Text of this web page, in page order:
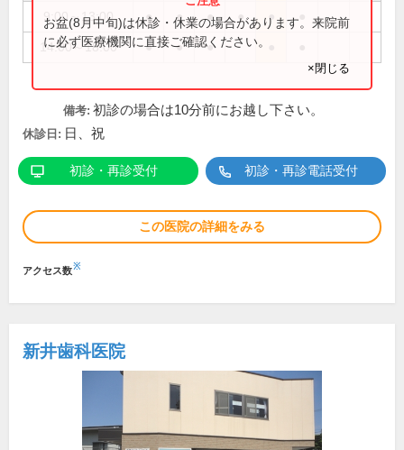
9:00～13:00 ● ● ● ● ●
14:00～18:00 ● ● ●
お盆(8月中旬)は休診・休業の場合があります。来院前
に必ず医療機関に直接ご確認ください。
×閉じる
備考: 初診の場合は10分前にお越し下さい。
休診日: 日、祝
初診・再診受付 初診・再診電話受付
この医院の詳細をみる
アクセス数※
新井歯科医院